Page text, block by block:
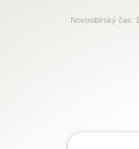
Novosibirský čas: